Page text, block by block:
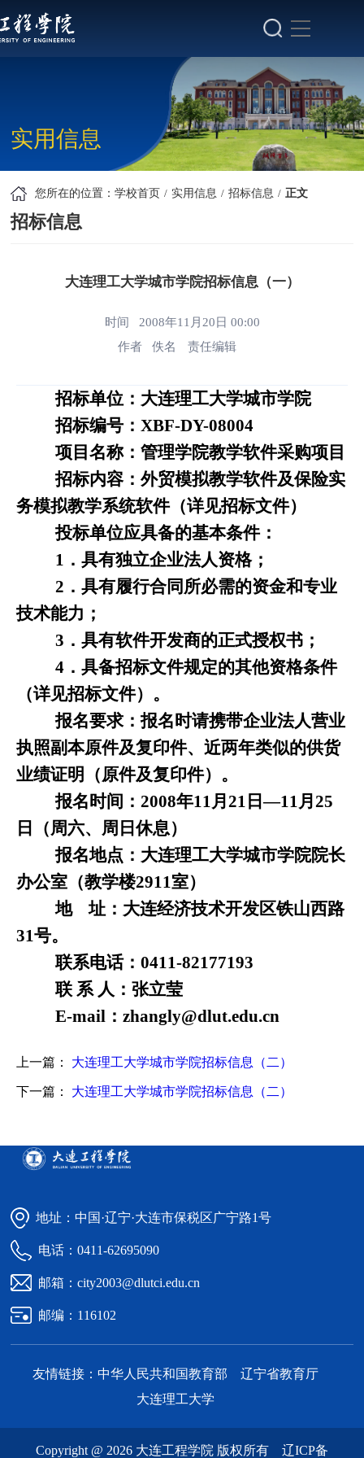
实用信息
您所在的位置：学校首页 实用信息 招标信息 正文
招标信息
大连理工大学城市学院招标信息（一）
时间 2008年11月20日 00:00
作者 佚名
责任编辑
招标单位：大连理工大学城市学院
招标编号： XBF-DY-08004
项目名称：管理学院教学软件采购项目
招标内容：外贸模拟教学软件及保险实
务模拟教学系统软件（详见招标文件）
投标单位应具备的基本条件：
1 ．具有独立企业法人资格；
2 ．具有履行合同 所必需的资金和专业
技术能力；
3 ．具有软件开发商的正式授权书；
4 ．具备招标文件规定的其他资格条件
（详见招标文件）。
报名要求：报名时请携带企业法人营业
执照副本原件及复印件、近两年类似的供货
业绩证明（原件及复印件）。
报名时间： 2008年11 月 21 日—11 月 25
日
（周六、周日休息）
报名地点：大连理工大学城市学院院长
办公室（教学楼2911室）
地
址：大连经济技术开发区铁山西路
31号。
联系电话： 0411-82177193
联 系 人：张立莹
E-mail ： zhangly@dlut.edu.cn
上一篇： 大连理工大学城市学院招标信息（二）
下一篇： 大连理工大学城市学院招标信息（二）
地址：中国·辽宁·大连市保税区广宁路1号
电话：0411-62695090
邮箱：city2003@dlutci.edu.cn
邮编：116102
友情链接： 中华人民共和国教育部
辽宁省教育厅
大连理工大学
Copyright @ 2026 大连工程学院 版权所有 辽ICP备